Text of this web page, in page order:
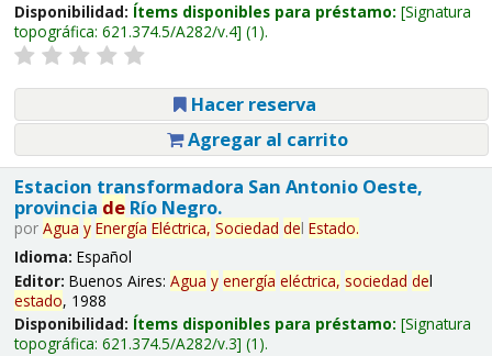
Disponibilidad: Ítems disponibles para préstamo: Signatura
topográfica: 621.374.5/A282/v.4 (1).
Hacer reserva
Agregar al carrito
Estacion transformadora San Antonio Oeste,
provincia deRío Negro.
por Agua y Energía Eléctrica, Sociedad del Estado.
Idioma: Español
Editor: Buenos Aires: Agua y energía eléctrica, sociedad del
estado, 1988
Disponibilidad: Ítems disponibles para préstamo: Signatura
topográfica: 621.374.5/A282/v.3 (1).